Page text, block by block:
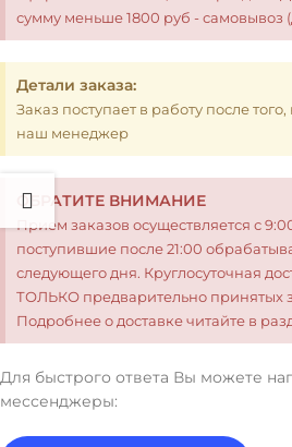
сумму меньше 1800 руб - самовывоз
Детали заказа:
Заказ поступает в работу после
наш менеджер
ОБРАТИТЕ ВНИМАНИЕ
Прием заказов осуществляется с
поступившие после 21:00
следующего дня. Круглосуточная
ТОЛЬКО предварительно принятых
Подробнее о доставке читайте в
Для быстрого ответа Вы можете
мессенджеры: